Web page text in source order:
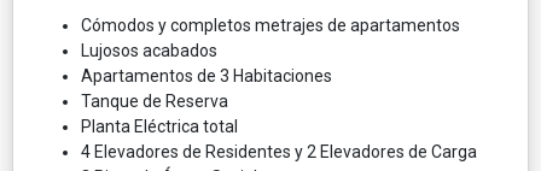
Cómodos y completos metrajes de apartamentos
Lujosos acabados
Apartamentos de 3 Habitaciones
Tanque de Reserva
Planta Eléctrica total
4 Elevadores de Residentes y 2 Elevadores de Carga